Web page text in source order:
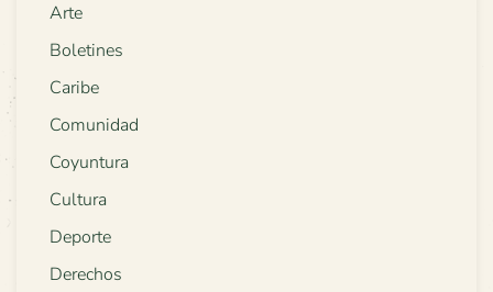
Arte
Boletines
Caribe
Comunidad
Coyuntura
Cultura
Deporte
Derechos